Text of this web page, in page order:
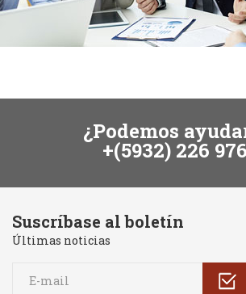
¿Podemos
+(5932) 226
Suscríbase al boletín
Últimas noticias